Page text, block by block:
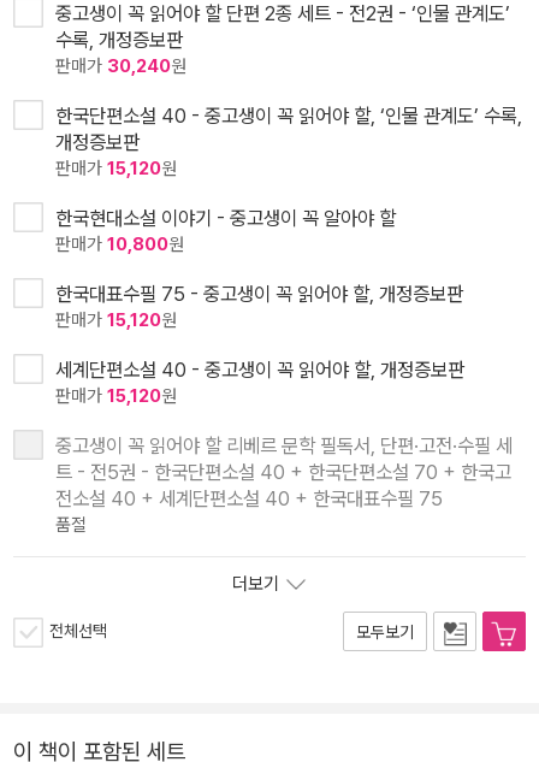
중고생이 꼭 읽어야 할 단편 2종 세트 - 전2권 - ‘인물 관계도’
수록, 개정증보판
판매가 30,240원
한국단편소설 40 - 중고생이 꼭 읽어야 할, ‘인물 관계도’ 수록,
개정증보판
판매가 15,120원
한국현대소설 이야기 - 중고생이 꼭 알아야 할
판매가 10,800원
한국대표수필 75 - 중고생이 꼭 읽어야 할, 개정증보판
판매가 15,120원
세계단편소설 40 - 중고생이 꼭 읽어야 할, 개정증보판
판매가 15,120원
중고생이 꼭 읽어야 할 리베르 문학 필독서, 단편·고전·수필 세
트 - 전5권 - 한국단편소설 40 + 한국단편소설 70 + 한국고
전소설 40 + 세계단편소설 40 + 한국대표수필 75
품절
더보기
전체선택 모두보기
이 책이 포함된 세트